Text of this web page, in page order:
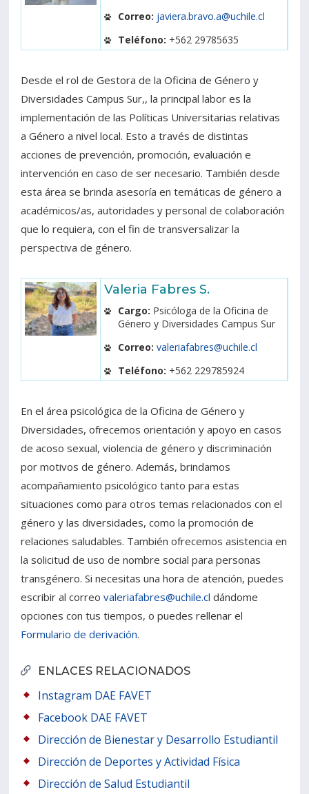
ENLACES RELACIONADOS
Instagram DAE FAVET
Facebook DAE FAVET
Dirección de Bienestar y Desarrollo Estudiantil
Dirección de Deportes y Actividad Física
Dirección de Salud Estudiantil
Correo: javiera.bravo.a@uchile.cl
Teléfono: +562 29785635
Desde el rol de Gestora de la Oficina de Género y
Diversidades Campus Sur,, la principal labor es la
implementación de las Políticas Universitarias relativas
a Género a nivel local. Esto a través de distintas
acciones de prevención, promoción, evaluación e
intervención en caso de ser necesario. También desde
esta área se brinda asesoría en temáticas de género a
académicos/as, autoridades y personal de colaboración
que lo requiera, con el fin de transversalizar la
perspectiva de género.
Valeria Fabres S.
Cargo: Psicóloga de la Oficina de
Género y Diversidades Campus Sur
Correo: valeriafabres@uchile.cl
Teléfono: +562 229785924
En el área psicológica de la Oficina de Género y
Diversidades, ofrecemos orientación y apoyo en casos
de acoso sexual, violencia de género y discriminación
por motivos de género. Además, brindamos
acompañamiento psicológico tanto para estas
situaciones como para otros temas relacionados con el
género y las diversidades, como la promoción de
relaciones saludables. También ofrecemos asistencia en
la solicitud de uso de nombre social para personas
transgénero. Si necesitas una hora de atención, puedes
escribir al correovaleriafabres@uchile.cl dándome
opciones con tus tiempos, o puedes rellenar el
Formulario de derivación.